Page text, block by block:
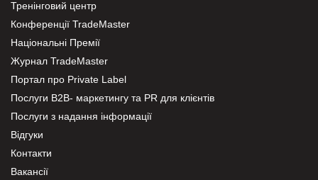
Тренінговий центр
Конференції TradeMaster
Національні Премії
Журнал TradeMaster
Портал про Private Label
Послуги В2В- маркетингу та PR для клієнтів
Послуги з надання інформації
Відгуки
Контакти
Вакансії